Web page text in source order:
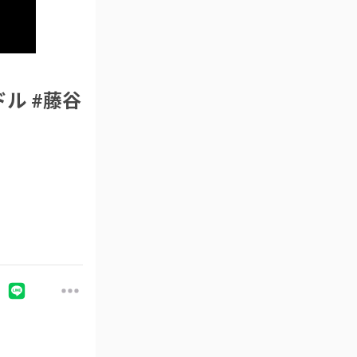
ル #藤谷